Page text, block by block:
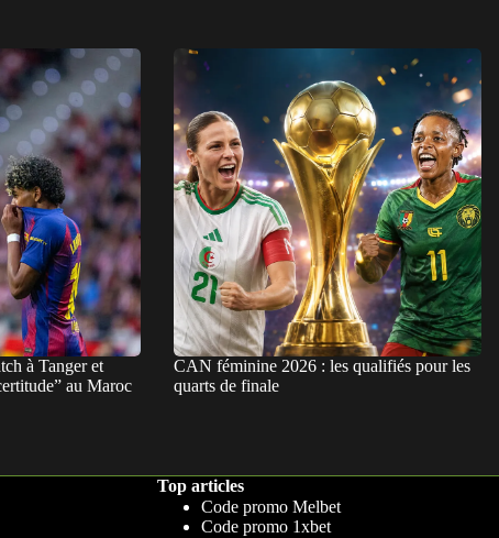
à Tanger et
au Maroc
CAN féminine 2026 : les qualifiés pour les
quarts de finale
Top articles
Code promo Melbet
Code promo 1xbet